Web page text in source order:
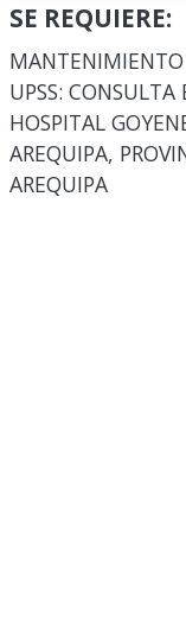
SE REQUIERE:
MANTENIMIENTO
UPSS:
HOSPITAL
AREQUIPA,
AREQUIPA